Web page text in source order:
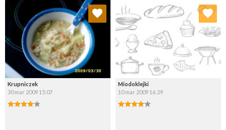
Krupniczek
30 mar 2009 15:07
Dodaj do ulubionych
Wybierz listę:
Miodoklejki
10 mar 2009 16:29
Dodaj do ulubionych
Wybierz listę: